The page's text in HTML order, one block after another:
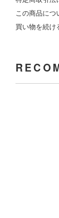
この商品につ
買い物を続け